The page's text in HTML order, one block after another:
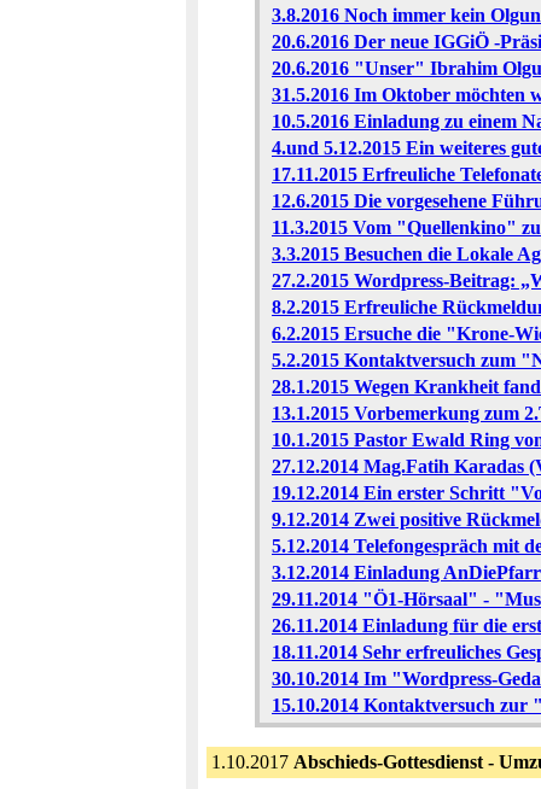
3.8.2016 Noch immer kein
20.6.2016 Der neue IGGiÖ -
20.6.2016 "Unser" Ibrahim
31.5.2016 Im Oktober möchten
10.5.2016 Einladung zu einem
4.und 5.12.2015 Ein weiteres
17.11.2015 Erfreuliche
12.6.2015 Die vorgesehene
11.3.2015 Vom "Quellenkino"
3.3.2015 Besuchen die Lokale
27.2.2015 Wordpress-Beitrag:
8.2.2015 Erfreuliche
6.2.2015 Ersuche die "Krone-
5.2.2015 Kontaktversuch zum
28.1.2015 Wegen Krankheit
13.1.2015 Vorbemerkung zum
10.1.2015 Pastor Ewald Ring
27.12.2014 Mag.Fatih Karadas
19.12.2014 Ein erster Schritt
9.12.2014 Zwei positive
5.12.2014 Telefongespräch mit
3.12.2014 Einladung
29.11.2014 "Ö1-Hörsaal" -
26.11.2014 Einladung für die
18.11.2014 Sehr erfreuliches
30.10.2014 Im "Wordpress-
15.10.2014 Kontaktversuch
1.10.2017 Abschieds-Gottesdienst -